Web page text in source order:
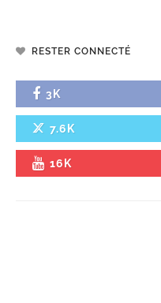
RESTER CONNECTÉ
3K
7.6K
16K